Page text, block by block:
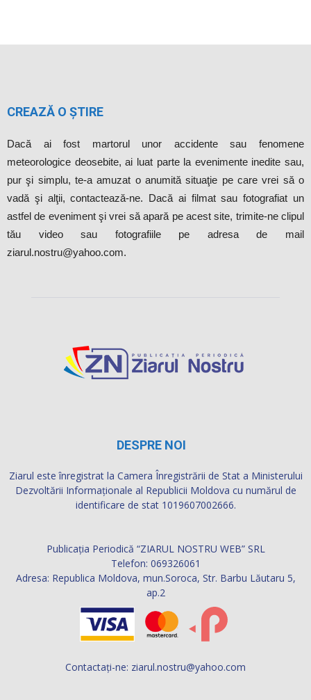
CREAZĂ O ȘTIRE
Dacă ai fost martorul unor accidente sau fenomene
meteorologice deosebite, ai luat parte la evenimente inedite sau,
pur şi simplu, te-a amuzat o anumită situaţie pe care vrei să o
vadă şi alţii, contactează-ne. Dacă ai filmat sau fotografiat un
astfel de eveniment şi vrei să apară pe acest site, trimite-ne clipul
tău video sau fotografiile pe adresa de mail
ziarul.nostru@yahoo.com.
DESPRE NOI
Ziarul este înregistrat la Camera Înregistrării de Stat a Ministerului
Dezvoltării Informaţionale al Republicii Moldova cu numărul de
identificare de stat 1019607002666.
Publicația Periodică “ZIARUL NOSTRU WEB” SRL
Telefon: 069326061
Adresa: Republica Moldova, mun.Soroca, Str. Barbu Lăutaru 5,
ap.2
Contactați-ne: ziarul.nostru@yahoo.com